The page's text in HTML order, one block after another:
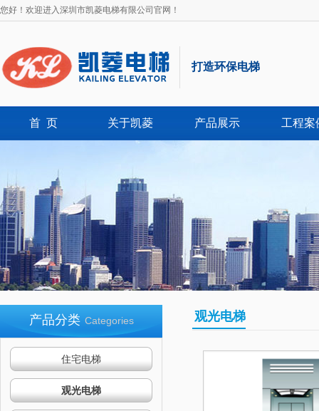
您好！欢迎进入深圳市凯菱电梯有限公司官网！
打造环保电梯
首 页 关于凯菱 产品展示 工程案
产品分类 Categories
住宅电梯
观光电梯
观光电梯